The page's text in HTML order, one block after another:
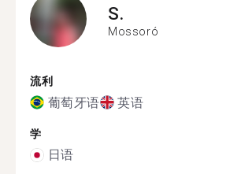
S.
Mossoró
流利
葡萄牙语 英语
学
日语